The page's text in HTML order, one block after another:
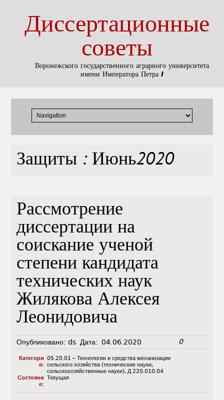
Диссертационные
советы
Воронежского государственного аграрного университета
имени Императора Петра I
Защиты : Июнь2020
Рассмотрение
диссертации на
соискание ученой
степени кандидата
технических наук
Жилякова Алексея
Леонидовича
Опубликовано: ds Дата: 04.06.2020 0
Категори
я:
05.20.01 – Технологии и средства механизации
сельского хозяйства (технические науки,
сельскохозяйственные науки), Д 220.010.04
Состояни
е:
Текущая